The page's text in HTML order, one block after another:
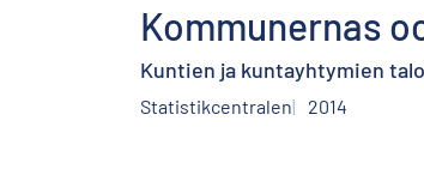
Kommunernas
Kuntien ja kuntayhtymien
Statistikcentralen 2014